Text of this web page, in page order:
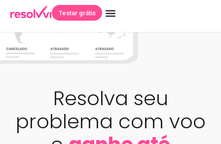
Testar grátis
Resolva seu
problema com voo